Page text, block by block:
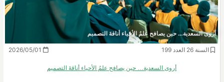
أروى السعدية… حين يصافح علمُ الأحياء أناقةَ التصميم
السنة 26 العدد 199
أروى السعدية… حين يصافح علمُ الأحياء أناقةَ التصميم